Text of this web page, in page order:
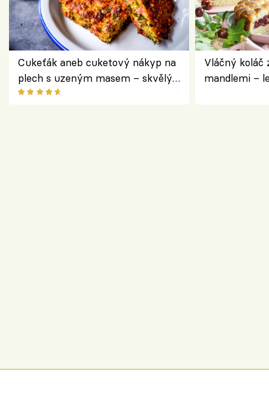
Cukeťák aneb cuketový nákyp na
plech s uzeným masem – skvělý
způsob, jak zpracovat přerostlé
Vláčný koláč
mandlemi –